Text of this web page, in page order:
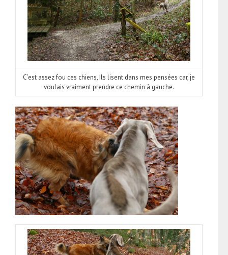
C’est assez fou ces chiens, Ils lisent dans mes pensées car, je
voulais vraiment prendre ce chemin à gauche.